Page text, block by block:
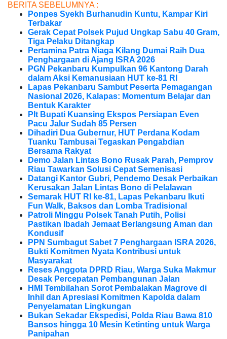
BERITA SEBELUMNYA :
Ponpes Syekh Burhanudin Kuntu, Kampar Kiri
Terbakar
Gerak Cepat Polsek Pujud Ungkap Sabu 40 Gram,
Tiga Pelaku Ditangkap
Pertamina Patra Niaga Kilang Dumai Raih Dua
Penghargaan di Ajang ISRA 2026
PGN Pekanbaru Kumpulkan 96 Kantong Darah
dalam Aksi Kemanusiaan HUT ke-81 RI
Lapas Pekanbaru Sambut Peserta Pemagangan
Nasional 2026, Kalapas: Momentum Belajar dan
Bentuk Karakter
Plt Bupati Kuansing Ekspos Persiapan Even
Pacu Jalur Sudah 85 Persen
Dihadiri Dua Gubernur, HUT Perdana Kodam
Tuanku Tambusai Tegaskan Pengabdian
Bersama Rakyat
Demo Jalan Lintas Bono Rusak Parah, Pemprov
Riau Tawarkan Solusi Cepat Semenisasi
Datangi Kantor Gubri, Pendemo Desak Perbaikan
Kerusakan Jalan Lintas Bono di Pelalawan
Semarak HUT RI ke-81, Lapas Pekanbaru Ikuti
Fun Walk, Baksos dan Lomba Tradisional
Patroli Minggu Polsek Tanah Putih, Polisi
Pastikan Ibadah Jemaat Berlangsung Aman dan
Kondusif
PPN Sumbagut Sabet 7 Penghargaan ISRA 2026,
Bukti Komitmen Nyata Kontribusi untuk
Masyarakat
Reses Anggota DPRD Riau, Warga Suka Makmur
Desak Percepatan Pembangunan Jalan
HMI Tembilahan Sorot Pembalakan Magrove di
Inhil dan Apresiasi Komitmen Kapolda dalam
Penyelamatan Lingkungan
Bukan Sekadar Ekspedisi, Polda Riau Bawa 810
Bansos hingga 10 Mesin Ketinting untuk Warga
Panipahan